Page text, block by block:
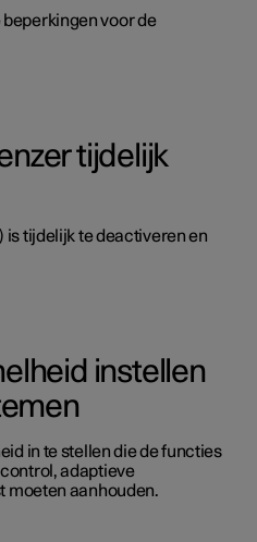
beperkingen voor de
tijdelijk
is tijdelijk te deactiveren en
instellen
in te stellen die de functies
adaptieve
moeten aanhouden.